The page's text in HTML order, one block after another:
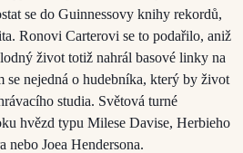
se do Guinnessovy knihy rekordů,
Ronovi Carterovi se to podařilo, aniž
život totiž nahrál basové linky na
se nejedná o hudebníka, který by život
studia. Světová turné
hvězd typu Milese Davise, Herbieho
nebo Joea Hendersona.